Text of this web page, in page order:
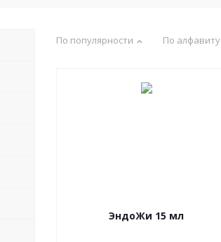
По популярности По алфавиту
ЭндоЖи 15 мл